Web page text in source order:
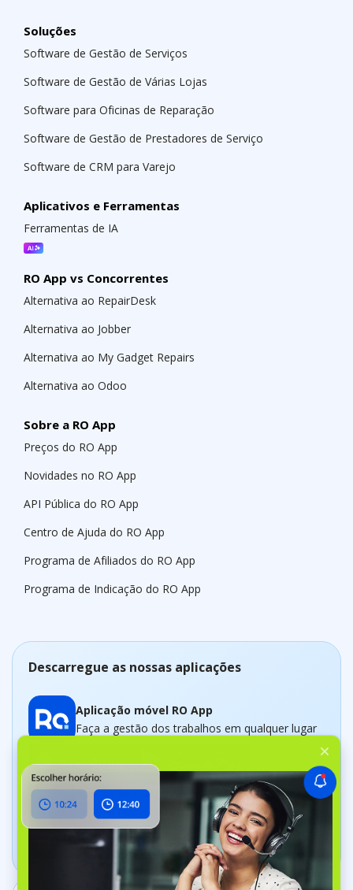
Soluções
Software de Gestão de Serviços
Software de Gestão de Várias Lojas
Software para Oficinas de Reparação
Software de Gestão de Prestadores de Serviço
Software de CRM para Varejo
Aplicativos e Ferramentas
Ferramentas de IA
RO App vs Concorrentes
Alternativa ao RepairDesk
Alternativa ao Jobber
Alternativa ao My Gadget Repairs
Alternativa ao Odoo
Sobre a RO App
Preços do RO App
Novidades no RO App
API Pública do RO App
Centro de Ajuda do RO App
Programa de Afiliados do RO App
Programa de Indicação do RO App
Descarregue as nossas aplicações
Aplicação móvel RO App
Faça a gestão dos trabalhos em qualquer lugar
Aplicação Dashboard
Acompanhe a sua empresa em tempo real